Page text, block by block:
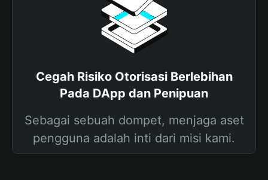
Cegah Risiko Otorisasi Berlebihan
Pada DApp dan Penipuan
Sebagai sebuah dompet, menjaga aset
pengguna adalah inti dari misi kami.